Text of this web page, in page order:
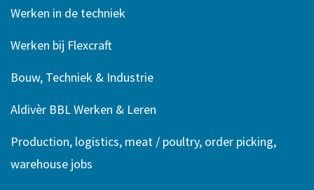
Werken in de techniek
Werken bij Flexcraft
Bouw, Techniek & Industrie
Aldivèr BBL Werken & Leren
Production, logistics, meat / poultry, order picking,
warehouse jobs